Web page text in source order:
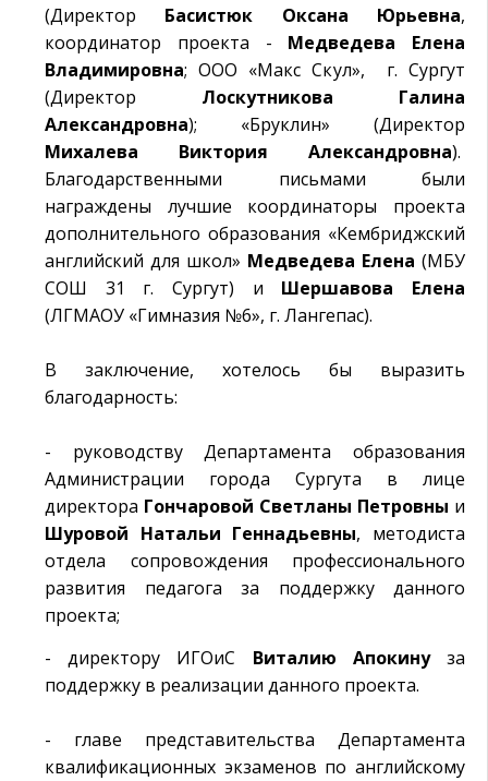
(Директор Басистюк Оксана Юрьевна,
координатор проекта - Медведева Елена
Владимировна; ООО «Макс Скул», г. Сургут
(Директор Лоскутникова Галина
Александровна); «Бруклин» (Директор
Михалева Виктория Александровна).
Благодарственными письмами были
награждены лучшие координаторы проекта
дополнительного образования «Кембриджский
английский для школ» Медведева Елена (МБУ
СОШ 31 г. Сургут) и Шершавова Елена
(ЛГМАОУ «Гимназия №6», г. Лангепас).
В заключение, хотелось бы выразить
благодарность:
- руководству Департамента образования
Администрации города Сургута в лице
директора Гончаровой Светланы Петровны и
Шуровой Натальи Геннадьевны, методиста
отдела сопровождения профессионального
развития педагога за поддержку данного
проекта;
- директору ИГОиС Виталию Апокинуза
поддержку в реализации данного проекта.
- главе представительства Департамента
квалификационных экзаменов по английскому